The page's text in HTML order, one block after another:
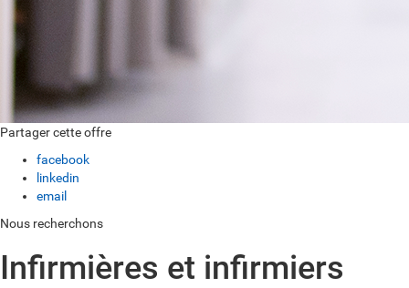
Partager cette offre
facebook
linkedin
email
Nous recherchons
Infirmières et infirmiers